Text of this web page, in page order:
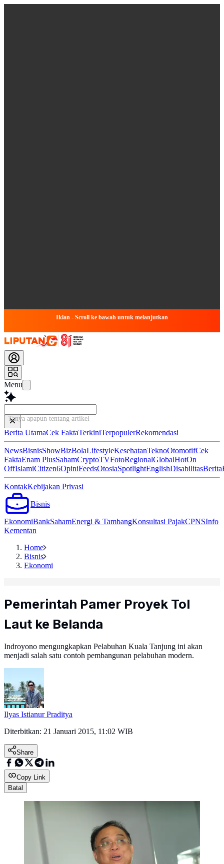
Iklan - Scroll ke bawah untuk melanjutkan
Menu
Tanya apapun tentang artikel ini..
Berita UtamaCek FaktaTerkiniTerpopulerRekomendasi
NewsBisnisShowBizBolaLifestyleKesehatanTeknoOtomotifCek
FaktaEnam PlusSahamCryptoTVFotoRegionalGlobalHotOn
OffIslamiCitizen6OpiniFeedsOtosiaSpotlightEnglishDisabilitasBerita
KontakKebijakan Privasi
Bisnis
EkonomiBankSahamEnergi & TambangKonsultasi PajakCPNSInfo
Kementan
Home
Bisnis
Ekonomi
Pemerintah Pamer Proyek Tol
Laut ke Belanda
Indroyono mengungkapkan Pelabuhan Kuala Tanjung ini akan
menjadi salah satu contoh pembangunan pelabuhan modern‎.
Ilyas Istianur Praditya
Diterbitkan: 21 Januari 2015, 11:02 WIB
Share
Copy Link
Batal